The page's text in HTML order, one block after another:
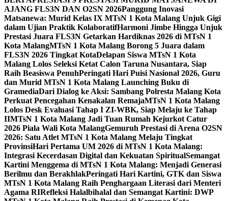
AJANG FLS3N DAN O2SN 2026Panggung Inovasi
Matsanewa: Murid Kelas IX MTsN 1 Kota Malang Unjuk Gigi
dalam Ujian Praktik KolaboratifHarmoni Jimbe Hingga Unjuk
Prestasi Juara FLS3N Getarkan Hardiknas 2026 di MTsN 1
Kota MalangMTsN 1 Kota Malang Borong 5 Juara dalam
FLS3N 2026 Tingkat KotaDelapan Siswa MTsN 1 Kota
Malang Lolos Seleksi Ketat Calon Taruna Nusantara, Siap
Raih Beasiswa PenuhPeringati Hari Puisi Nasional 2026, Guru
dan Murid MTsN 1 Kota Malang Launching Buku di
GramediaDari Dialog ke Aksi: Sambang Polresta Malang Kota
Perkuat Pencegahan Kenakalan RemajaMTsN 1 Kota Malang
Lolos Desk Evaluasi Tahap I ZI-WBK, Siap Melaju ke Tahap
IIMTsN 1 Kota Malang Jadi Tuan Rumah Kejurkot Catur
2026 Piala Wali Kota MalangGemuruh Prestasi di Arena O2SN
2026: Satu Atlet MTsN 1 Kota Malang Melaju Tingkat
ProvinsiHari Pertama UM 2026 di MTsN 1 Kota Malang:
Integrasi Kecerdasan Digital dan Kekuatan SpiritualSemangat
Kartini Menggema di MTsN 1 Kota Malang: Menjadi Generasi
Berilmu dan BerakhlakPeringati Hari Kartini, GTK dan Siswa
MTsN 1 Kota Malang Raih Penghargaan Literasi dari Menteri
Agama RIRefleksi Halalbihalal dan Semangat Kartini: DWP